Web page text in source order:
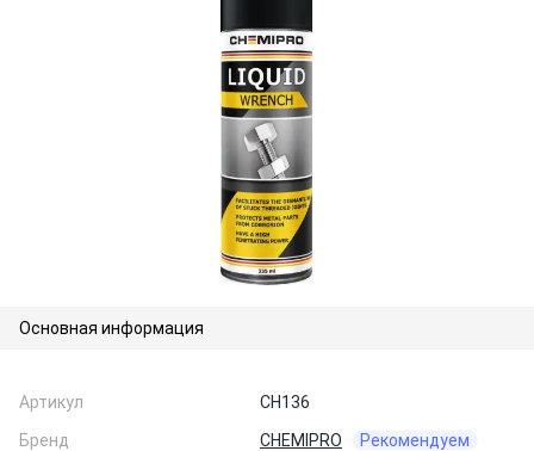
Основная информация
Артикул
CH136
Бренд
CHEMIPRO
Рекомендуем